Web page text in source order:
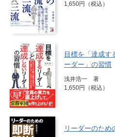
1,650円（税込）
目標を「達成す
ーダー」の習慣
浅井浩一 著
1,650円（税込）
リーダーのため